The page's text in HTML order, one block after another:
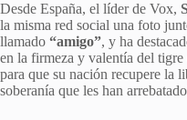
Desde España, el líder de Vox,
la misma red social una foto
llamado “amigo”, y ha
en la firmeza y valentía del
para que su nación recupere la
soberanía que les han